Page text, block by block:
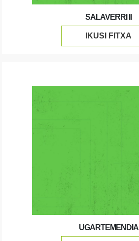
SALAVERRI II
IKUSI FITXA
UGARTEMENDIA